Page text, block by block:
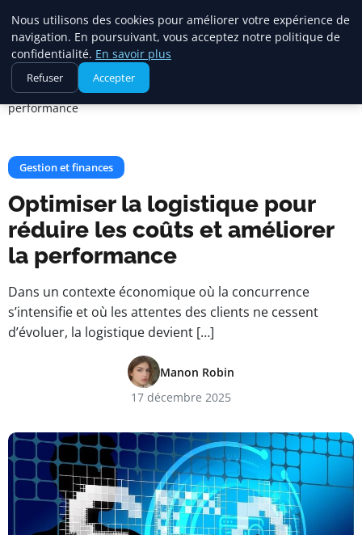
Maadi Gazette
Accueil
Gestion et finances
Optimiser la logistique pour réduire les coûts et améliorer la
performance
Gestion et finances
Optimiser la logistique pour
réduire les coûts et améliorer
la performance
Dans un contexte économique où la concurrence
s’intensifie et où les attentes des clients ne cessent
d’évoluer, la logistique devient […]
Manon Robin
17 décembre 2025
Nous utilisons des cookies pour améliorer votre expérience de
navigation. En poursuivant, vous acceptez notre politique de
confidentialité. En savoir plus
Refuser Accepter